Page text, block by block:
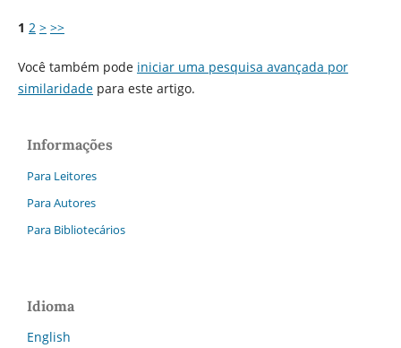
1 2 > >>
Você também pode iniciar uma pesquisa avançada por
similaridadepara este artigo.
Informações
Para Leitores
Para Autores
Para Bibliotecários
Idioma
English